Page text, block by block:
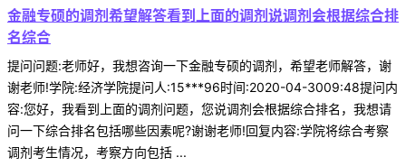
金融专硕的调剂希望解答看到上面的调剂说调剂会根据综合排
名综合
提问问题:老师好，我想咨询一下金融专硕的调剂，希望老师解答，谢
谢老师!学院:经济学院提问人:15***96时间:2020-04-3009:48提问内
容:您好，我看到上面的调剂问题，您说调剂会根据综合排名，我想请
问一下综合排名包括哪些因素呢?谢谢老师!回复内容:学院将综合考察
调剂考生情况，考察方向包括 ...